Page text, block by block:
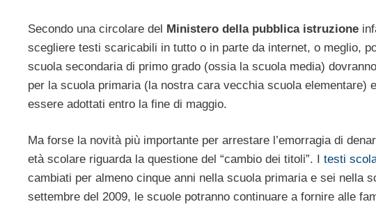
Secondo una circolare del Ministero della pubblica istruzione
scegliere testi scaricabili in tutto o in parte da internet, o meglio,
scuola secondaria di primo grado (ossia la scuola media)
per la scuola primaria (la nostra cara vecchia scuola elementare)
essere adottati entro la fine di maggio.
Ma forse la novità più importante per arrestare l’emorragia di
età scolare riguarda la questione del “cambio dei titoli”. I testi
cambiati per almeno cinque anni nella scuola primaria e sei nella
settembre del 2009, le scuole potranno continuare a fornire alle